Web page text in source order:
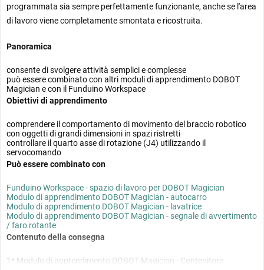
programmata sia sempre perfettamente funzionante, anche se l'area
di lavoro viene completamente smontata e ricostruita.
Panoramica
consente di svolgere attività semplici e complesse
può essere combinato con altri moduli di apprendimento DOBOT
Magician e con il Funduino Workspace
Obiettivi di apprendimento
comprendere il comportamento di movimento del braccio robotico
con oggetti di grandi dimensioni in spazi ristretti
controllare il quarto asse di rotazione (J4) utilizzando il
servocomando
Può essere combinato con
Funduino Workspace - spazio di lavoro per DOBOT Magician
Modulo di apprendimento DOBOT Magician - autocarro
Modulo di apprendimento DOBOT Magician - lavatrice
Modulo di apprendimento DOBOT Magician - segnale di avvertimento
/ faro rotante
Contenuto della consegna
1* Modulo di apprendimento DOBOT Magician - Contenitore